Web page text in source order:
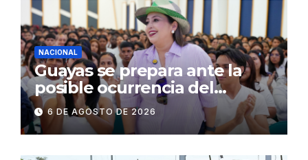
NACIONAL
Guayas se prepara ante la
posible ocurrencia del
fenómeno de El Niño:
Gobierno Nacional capacita a
2.500 jóvenes
6 DE AGOSTO DE 2026